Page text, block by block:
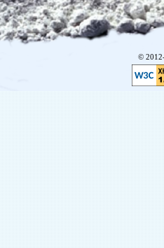
©